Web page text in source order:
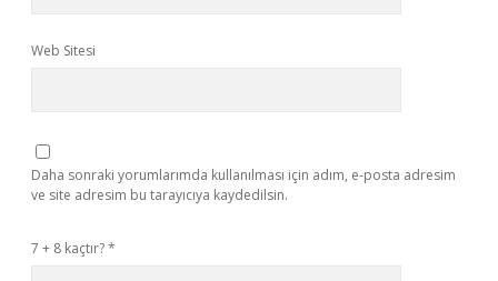
Web Sitesi
Daha sonraki yorumlarımda kullanılması için adım, e-posta adresim
ve site adresim bu tarayıcıya kaydedilsin.
7 + 8 kaçtır?*